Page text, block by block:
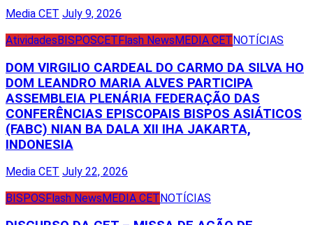
Media CET July 9, 2026
AtividadesBISPOSCETFlash NewsMEDIA CETNOTÍCIAS
DOM VIRGILIO CARDEAL DO CARMO DA SILVA HO
DOM LEANDRO MARIA ALVES PARTICIPA
ASSEMBLEIA PLENÁRIA FEDERAÇÃO DAS
CONFERÊNCIAS EPISCOPAIS BISPOS ASIÁTICOS
(FABC) NIAN BA DALA XII IHA JAKARTA,
INDONESIA
Media CET July 22, 2026
BISPOS Flash News MEDIA CET NOTÍCIAS